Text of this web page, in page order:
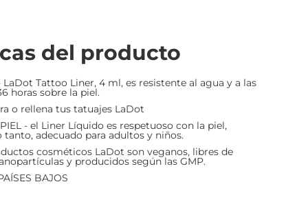
del producto
LaDot Tattoo Liner, 4 ml, es resistente al agua y a las
horas sobre la piel.
o rellena tus tatuajes LaDot
- el Liner Líquido es respetuoso con la piel,
adecuado para adultos y niños.
cosméticos LaDot son veganos, libres de
y producidos según las GMP.
BAJOS